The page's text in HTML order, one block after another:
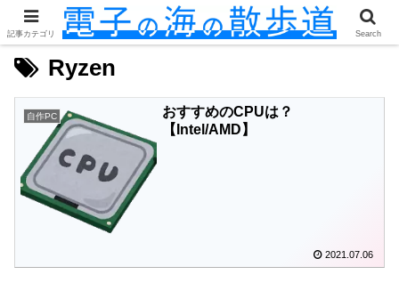
Ryzen
自作PC
おすすめのCPUは？
【Intel/AMD】
2021.07.06
記事カテゴリ Search